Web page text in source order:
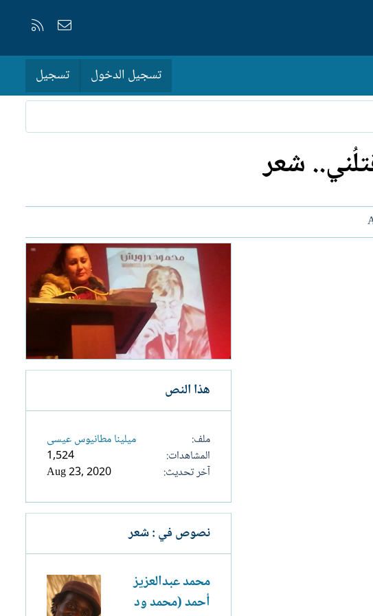
إتصل بنا
تسجيل الدخول تسجيل
شعر
هذا النص
ملف
ميلينا مطانيوس عيسى
المشاهدات
1,524
آخر تحديث
Aug 23, 2020
نصوص في : شعر
محمد عبدالعزيز
أحمد (محمد ود